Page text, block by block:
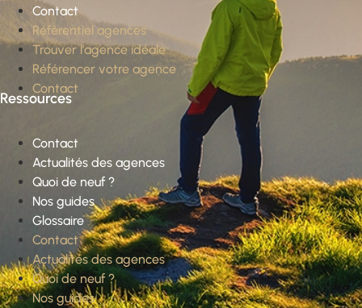
Contact
Référentiel agences
Trouver l’agence idéale
Référencer votre agence
Contact
Ressources
Contact
Actualités des agences
Quoi de neuf ?
Nos guides
Glossaire
Contact
Actualités des agences
Quoi de neuf ?
Nos guides